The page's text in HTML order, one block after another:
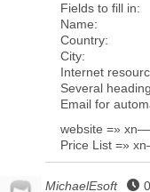
Fields to fill in:
Name:
Country:
City:
Internet
Several
Email for
website =»
Price List =»
MichaelEsoft